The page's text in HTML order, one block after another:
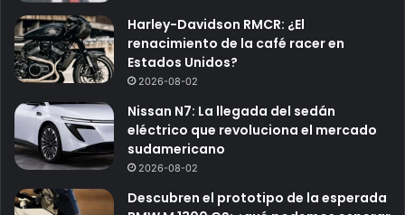
Harley-Davidson RMCR: ¿El
renacimiento de la café racer en
Estados Unidos?
2026-08-02
Nissan N7: La llegada del sedán
eléctrico que revoluciona el mercado
sudamericano
2026-08-02
Descubren el prototipo de la esperada